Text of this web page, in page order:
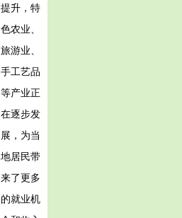
提升，特
色农业、
旅游业、
手工艺品
等产业正
在逐步发
展，为当
地居民带
来了更多
的就业机